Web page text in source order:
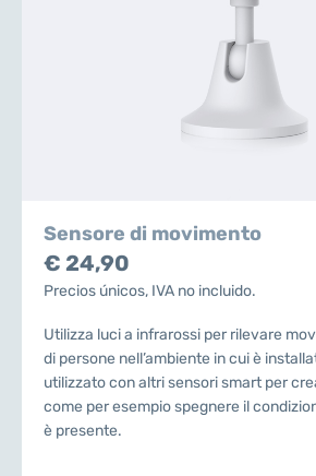
Sensore di movimento
€ 24,90
Precios únicos, IVA no incluido.
Utilizza luci a infrarossi per rilevare
di persone nell’ambiente in cui è
utilizzato con altri sensori smart per
come per esempio spegnere il
è presente.